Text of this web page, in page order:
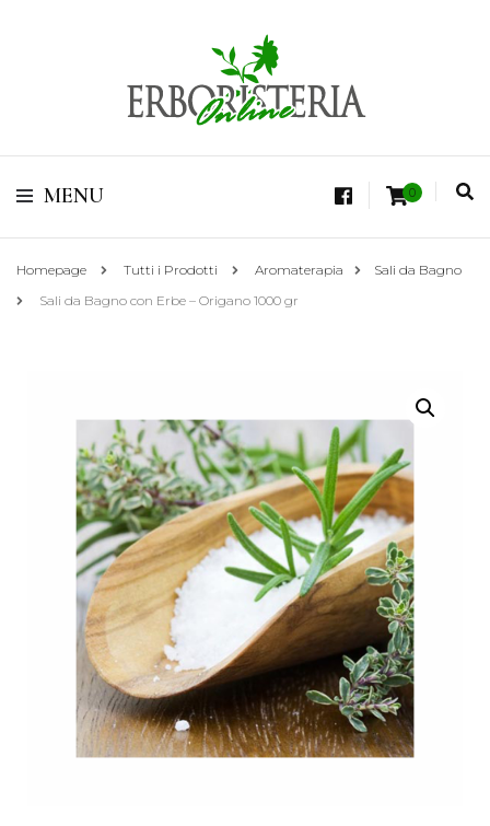
Erboristeria Shop
Online Tisane
Vendita di Botaniche, Erbe e Spezie Officinali, Tisane Terapeutiche Esclusive,
MENU 0
Homepage Tutti i Prodotti Aromaterapia
Sali da Bagno
Sali da Bagno con Erbe – Origano 1000 gr